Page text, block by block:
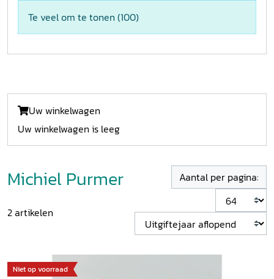
Te veel om te tonen (100)
Uw winkelwagen
Uw winkelwagen is leeg
Michiel Purmer
2artikelen
Aantal per pagina:
Niet op voorraad